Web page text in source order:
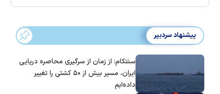
پیشنهاد سردبیر
سنتکام: از زمان از سرگیری محاصره دریایی
ایران، مسیر بیش از ۵۰ کشتی را تغییر
داده‌ایم